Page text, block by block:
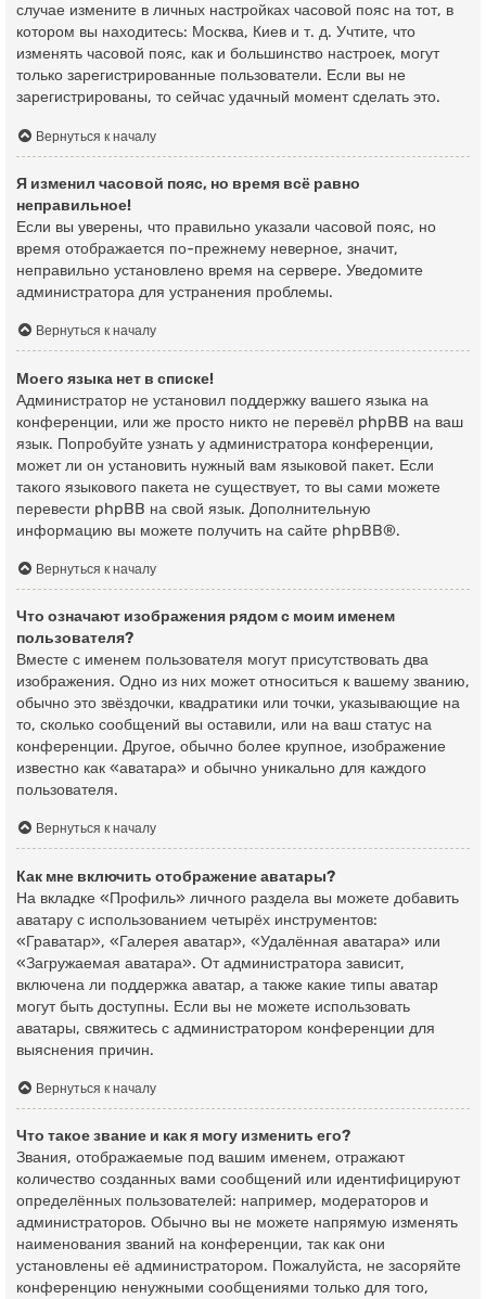
случае измените в личных настройках часовой пояс на тот, в
котором вы находитесь: Москва, Киев и т. д. Учтите, что
изменять часовой пояс, как и большинство настроек, могут
только зарегистрированные пользователи. Если вы не
зарегистрированы, то сейчас удачный момент сделать это.
Вернуться к началу
Я изменил часовой пояс, но время всё равно
неправильное!
Если вы уверены, что правильно указали часовой пояс, но
время отображается по-прежнему неверное, значит,
неправильно установлено время на сервере. Уведомите
администратора для устранения проблемы.
Вернуться к началу
Моего языка нет в списке!
Администратор не установил поддержку вашего языка на
конференции, или же просто никто не перевёл phpBB на ваш
язык. Попробуйте узнать у администратора конференции,
может ли он установить нужный вам языковой пакет. Если
такого языкового пакета не существует, то вы сами можете
перевести phpBB на свой язык. Дополнительную
информацию вы можете получить на сайте phpBB®.
Вернуться к началу
Что означают изображения рядом с моим именем
пользователя?
Вместе с именем пользователя могут присутствовать два
изображения. Одно из них может относиться к вашему званию,
обычно это звёздочки, квадратики или точки, указывающие на
то, сколько сообщений вы оставили, или на ваш статус на
конференции. Другое, обычно более крупное, изображение
известно как «аватара» и обычно уникально для каждого
пользователя.
Вернуться к началу
Как мне включить отображение аватары?
На вкладке «Профиль» личного раздела вы можете добавить
аватару с использованием четырёх инструментов:
«Граватар», «Галерея аватар», «Удалённая аватара» или
«Загружаемая аватара». От администратора зависит,
включена ли поддержка аватар, а также какие типы аватар
могут быть доступны. Если вы не можете использовать
аватары, свяжитесь с администратором конференции для
выяснения причин.
Вернуться к началу
Что такое звание и как я могу изменить его?
Звания, отображаемые под вашим именем, отражают
количество созданных вами сообщений или идентифицируют
определённых пользователей: например, модераторов и
администраторов. Обычно вы не можете напрямую изменять
наименования званий на конференции, так как они
установлены её администратором. Пожалуйста, не засоряйте
конференцию ненужными сообщениями только для того,